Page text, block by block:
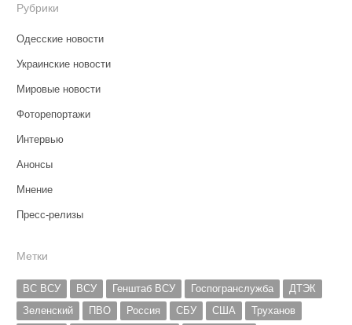
Рубрики
Одесские новости
Украинские новости
Мировые новости
Фоторепортажи
Интервью
Анонсы
Мнение
Пресс-релизы
Метки
ВС ВСУ ВСУ Генштаб ВСУ Госпогранслужба
ДТЭК
Зеленский
ПВО Россия СБУ США
Труханов